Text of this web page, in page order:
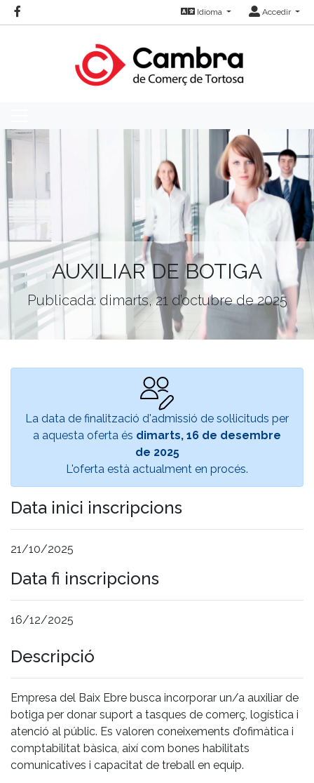
Idioma Accedir
AUXILIAR DE BOTIGA
Publicada: dimarts, 21 d’octubre de 2025
La data de finalització d'admissió de sol·licituds per
a aquesta oferta és dimarts, 16 de desembre
de 2025
L'oferta està actualment en procés.
Data inici inscripcions
21/10/2025
Data fi inscripcions
16/12/2025
Descripció
Empresa del Baix Ebre busca incorporar un/a auxiliar de
botiga per donar suport a tasques de comerç, logística i
atenció al públic. Es valoren coneixements d’ofimàtica i
comptabilitat bàsica, així com bones habilitats
comunicatives i capacitat de treball en equip.